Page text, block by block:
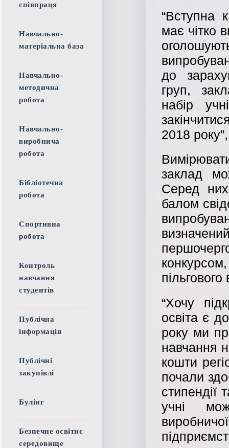
“Вступна
має чітко
до
груп,
набір
2018
заклад
Серед них
балом
пільгового
“Хочу
освіта є
року ми
навчання
кошти
почали
стипендії
учні
співпраця
Навчально-
матеріальна база
Навчально-
методична
робота
Навчально-
виробнича
робота
Бібліотечна
робота
Спортивна
робота
Контроль
навчання
студентів
Публічна
інформація
Публічні
закупівлі
Булінг
Безпечне освітнє
середовище